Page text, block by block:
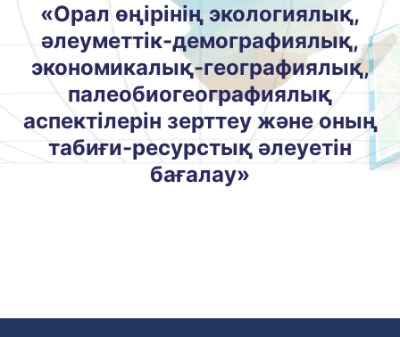
«Орал өңірінің экологиялық,
әлеуметтік-демографиялық,
экономикалық-географиялық,
палеобиогеографиялық
аспектілерін зерттеу және оның
табиғи-ресурстық әлеуетін
бағалау»